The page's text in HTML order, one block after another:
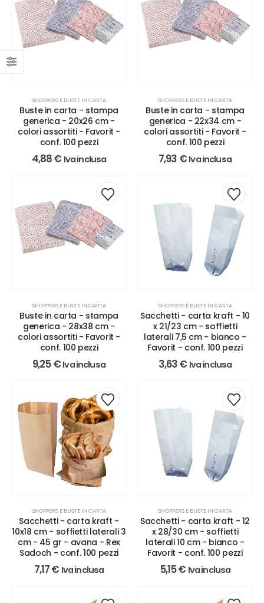
SHOPPERS E BUSTE IN CARTA
Buste in carta - stampa
generica - 20x26 cm -
colori assortiti - Favorit -
conf. 100 pezzi
4,88€ Iva inclusa
SHOPPERS E BUSTE IN CARTA
Buste in carta - stampa
generica - 22x34 cm -
colori assortiti - Favorit -
conf. 100 pezzi
7,93 € Iva inclusa
SHOPPERS E BUSTE IN CARTA
Buste in carta - stampa
generica - 28x38 cm -
colori assortiti - Favorit -
conf. 100 pezzi
9,25€ Iva inclusa
SHOPPERS E BUSTE IN CARTA
Sacchetti - carta kraft - 10
x 21/23 cm - soffietti
laterali 7,5 cm - bianco -
Favorit - conf. 100 pezzi
3,63€ Iva inclusa
SHOPPERS E BUSTE IN CARTA
Sacchetti - carta kraft -
10x18 cm - soffietti laterali 3
cm - 45 gr - avana - Rex
Sadoch - conf. 100 pezzi
7,17€ Iva inclusa
SHOPPERS E BUSTE IN CARTA
Sacchetti - carta kraft - 12
x 28/30 cm - soffietti
laterali 10 cm - bianco -
Favorit - conf. 100 pezzi
5,15€ Iva inclusa